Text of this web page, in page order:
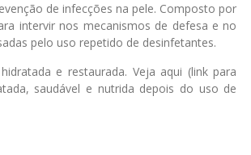
de infecções na pele. Composto por
intervir nos mecanismos de defesa e no
pelo uso repetido de desinfetantes.
e restaurada. Veja aqui (link para
saudável e nutrida depois do uso de